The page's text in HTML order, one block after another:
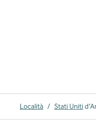
Località / Stati Uniti